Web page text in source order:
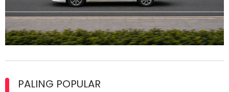
lesen separuh pertama 2026
PALING POPULAR